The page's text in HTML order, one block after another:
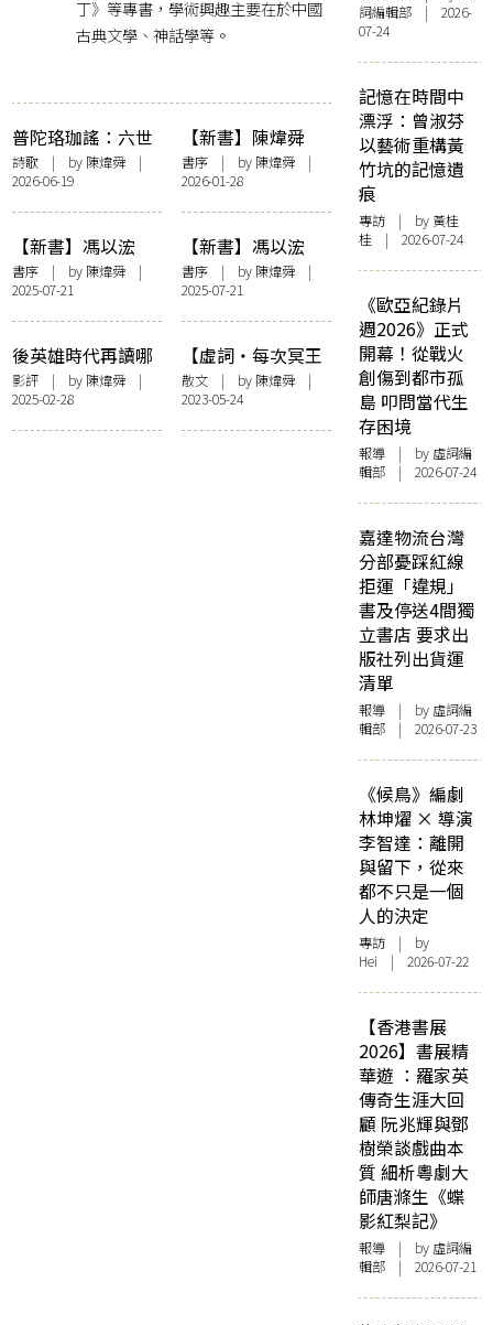
丁》等專書，學術興趣主要在於中國
古典文學、神話學等。
普陀珞珈謠：六世
達賴倉央情歌楚譯
詩歌 | by 陳煒舜 |
2026-06-19
【新書】陳煒舜
《芳華相接：海派
時代曲十三談》後
記
書序| by 陳煒舜|
2026-01-28
【新書】馮以浤
《春風舊雨——回
歸前香港教育論說
長短篇》陳煒舜序
——〈澡雪精神識
素衷〉
書序 | by 陳煒舜 |
2025-07-21
【新書】馮以浤
《春華秋實—拔萃
山上的往事》——
陳煒舜序
書序| by 陳煒舜|
2025-07-21
後英雄時代再讀哪
吒系列仙怪來源 由
《封神演義》至西
亞神話再到巴比倫
影評 | by 陳煒舜 |
2025-02-28
【虛詞・每次冥王
星靠近的時分】冥
王星的生死神話
散文| by 陳煒舜|
2023-05-24
詞編輯部 | 2026-
07-24
記憶在時間中
漂浮：曾淑芬
以藝術重構黃
竹坑的記憶遺
痕
專訪 | by 黃桂
桂 | 2026-07-24
《歐亞紀錄片
週2026》正式
開幕！從戰火
創傷到都市孤
島 叩問當代生
存困境
報導 | by 虛詞編
輯部 | 2026-07-24
嘉達物流台灣
分部憂踩紅線
拒運「違規」
書及停送4間獨
立書店 要求出
版社列出貨運
清單
報導 | by 虛詞編
輯部 | 2026-07-23
《候鳥》編劇
林坤燿 × 導演
李智達：離開
與留下，從來
都不只是一個
人的決定
專訪 | by
Hei | 2026-07-22
【香港書展
2026】書展精
華遊 ：羅家英
傳奇生涯大回
顧 阮兆輝與鄧
樹榮談戲曲本
質 細析粵劇大
師唐滌生《蝶
影紅梨記》
報導 | by 虛詞編
輯部 | 2026-07-21